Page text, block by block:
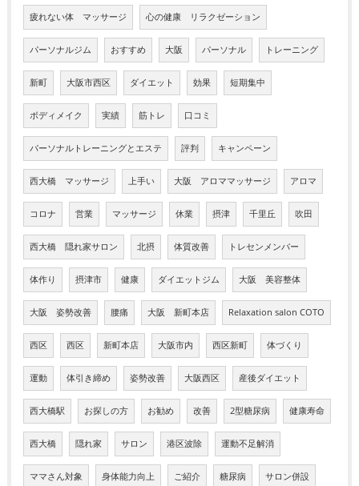
疲れない体 マッサージ 心の健康 リラクゼーション
パーソナルジム おすすめ 大阪 パーソナル トレーニング
新町 大阪市西区 ダイエット 効果 短期集中
ボディメイク 実績 筋トレ 口コミ
パーソナルトレーニングとエステ 評判 キャンペーン
西大橋 マッサージ 上手い 大阪 アロママッサージ アロマ
コロナ 営業 マッサージ 休業 摂津 千里丘 吹田
西大橋 隠れ家サロン 北摂 体質改善 トレセンメンバー
体作り 摂津市 健康 ダイエットジム 大阪 美容整体
大阪 姿勢改善 腰痛 大阪 新町本店 Relaxation salon COTO
西区 西区 新町本店 大阪市内 西区新町 体づくり
運動 体引き締め 姿勢改善 大阪西区 産後ダイエット
西大橋駅 お探しの方 お勧め 改善 2型糖尿病 健康寿命
西大橋 隠れ家 サロン 港区波除 運動不足解消
ママさん対象 身体能力向上 ご紹介 糖尿病 サロン併設